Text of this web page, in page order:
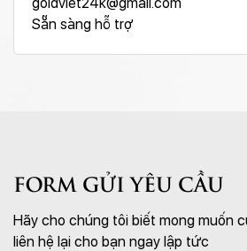
Sẵn sàng hỗ trợ
FORM GỬI YÊU CẦU
Hãy cho chúng tôi biết mong muốn
liên hệ lại cho bạn ngay lập tức